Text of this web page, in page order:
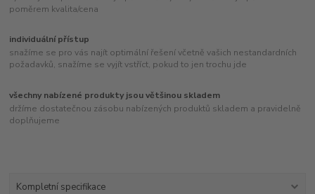
poměrem kvalita/cena
individuální přístup
snažíme se pro vás najít optimální řešení včetně vašich nestandardních
požadavků, snažíme se vyjít vstříct, pokud to jen trochu jde
všechny nabízené produkty jsou většinou skladem
držíme dostatečnou zásobu nabízených produktů skladem a pravidelně
doplňujeme
Kompletní specifikace